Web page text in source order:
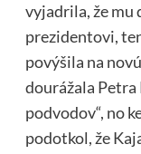
vyjadrila, že mu
prezidentovi,
povýšila na
dourážala
podvodov“, no
podotkol, že